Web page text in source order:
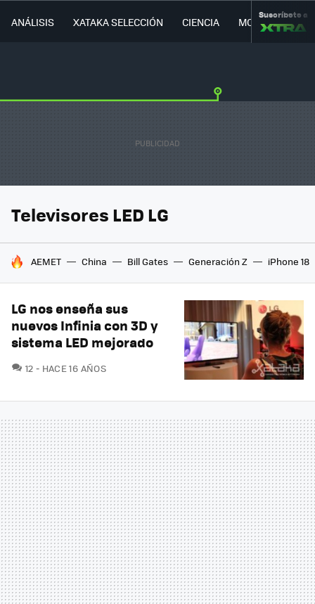
ANÁLISIS XATAKA SELECCIÓN CIENCIA MOVILIDAD
Suscríbete a
Televisores LED LG
HOY SE HABLA DE
AEMET China Bill Gates Generación Z iPhone 18
LG nos enseña sus
nuevos Infinia con 3D y
sistema LED mejorado
12 COMENTARIOS
HACE 16 AÑOS